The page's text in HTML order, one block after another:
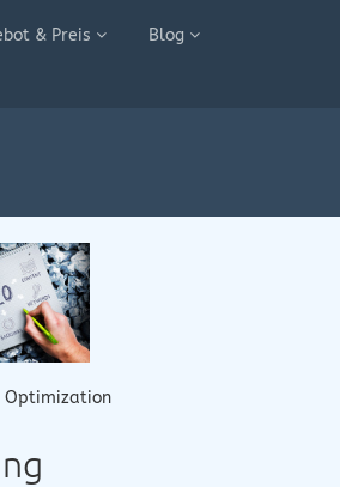
& Preis Blog
Optimization